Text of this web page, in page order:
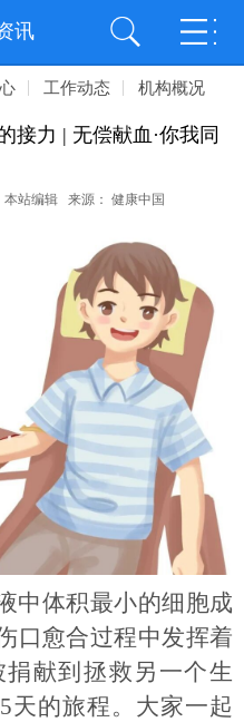
讯
工作动态 机构概况
接力 | 无偿献血·你我同
站编辑 来源： 健康中国
中体积最小的细胞成
口愈合过程中发挥着
献到拯救另一个生
天的旅程。大家一起